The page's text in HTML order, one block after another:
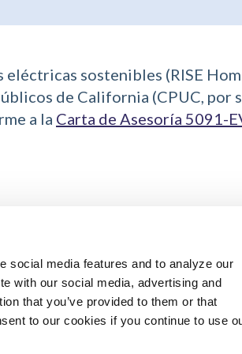
social media features and to analyze our
with our social media, advertising and
that you’ve provided to them or that
to our cookies if you continue to use
sostenibles (RISE
de California (CPUC, por
a la Carta de Asesoría 5091-